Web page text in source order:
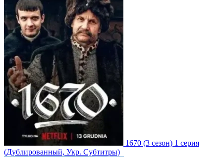
1670 (3 сезон) 1 серия
(Дублированный, Укр. Субтитры)